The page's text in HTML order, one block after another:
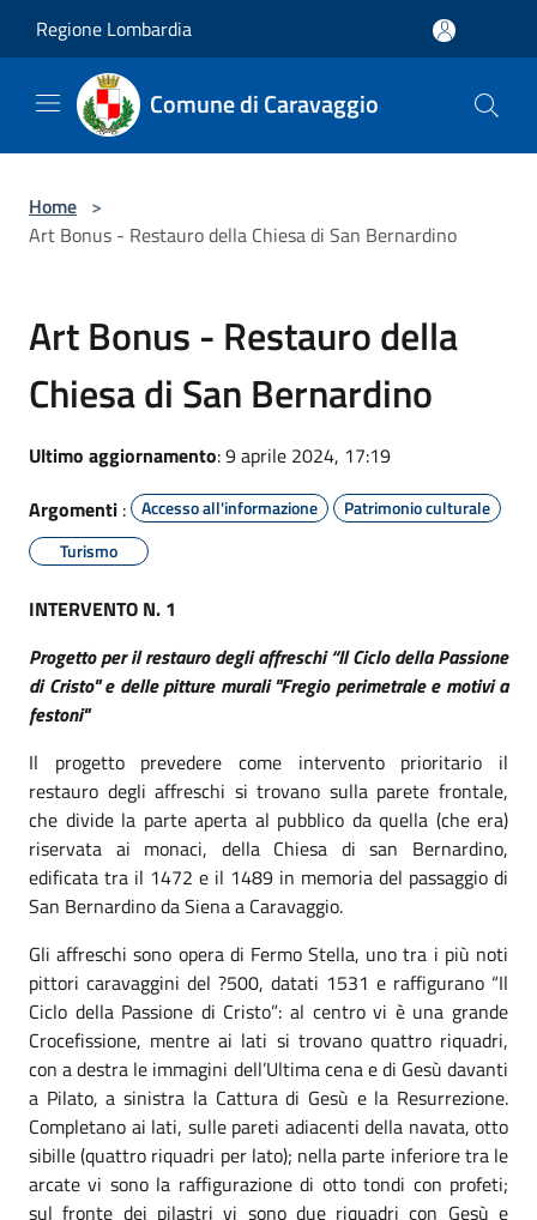
Regione Lombardia
Comune di Caravaggio
Home >
Art Bonus - Restauro della Chiesa di San Bernardino
Art Bonus - Restauro della
Chiesa di San Bernardino
Ultimo aggiornamento: 9 aprile 2024, 17:19
Argomenti : Accesso all'informazione
Patrimonio culturale
Turismo
INTERVENTO N. 1
Progetto per il restauro degli affreschi “Il Ciclo della Passione
di Cristo" e delle pitture murali "Fregio perimetrale e motivi a
festoni"
Il progetto prevedere come intervento prioritario il
restauro degli affreschi si trovano sulla parete frontale,
che divide la parte aperta al pubblico da quella (che era)
riservata ai monaci, della Chiesa di san Bernardino,
edificata tra il 1472 e il 1489 in memoria del passaggio di
San Bernardino da Siena a Caravaggio.
Gli affreschi sono opera di Fermo Stella, uno tra i più noti
pittori caravaggini del ?500, datati 1531 e raffigurano “Il
Ciclo della Passione di Cristo”: al centro vi è una grande
Crocefissione, mentre ai lati si trovano quattro riquadri,
con a destra le immagini dell’Ultima cena e di Gesù davanti
a Pilato, a sinistra la Cattura di Gesù e la Resurrezione.
Completano ai lati, sulle pareti adiacenti della navata, otto
sibille (quattro riquadri per lato); nella parte inferiore tra le
arcate vi sono la raffigurazione di otto tondi con profeti;
sul fronte dei pilastri vi sono due riquadri con Gesù e